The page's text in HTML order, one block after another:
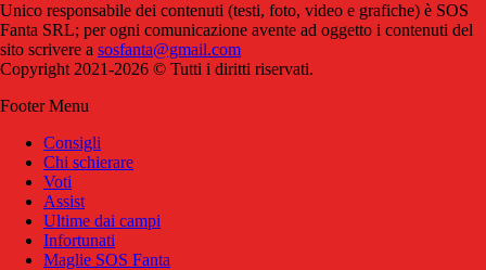
Unico responsabile dei contenuti (testi, foto, video e grafiche) è SOS
Fanta SRL; per ogni comunicazione avente ad oggetto i contenuti del
sito scrivere a sosfanta@gmail.com
Copyright 2021-2026 © Tutti i diritti riservati.
Footer Menu
Consigli
Chi schierare
Voti
Assist
Ultime dai campi
Infortunati
Maglie SOS Fanta